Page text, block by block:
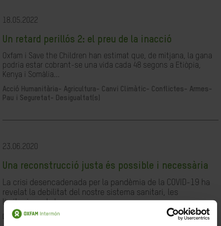
18.05.2022
Un retard perillós 2: el preu de la inacció
Oxfam i Save the Children han estimat que, de mitjana, la gana
podria estar cobrant-se una vida cada 48 segons a Etiòpia,
Kenya i Somàlia...
Acció Humanitària- Agricultura- Canvi Climàtic-
Conflictes- Armes-
Pau i Seguretat-
Desigualtat(s)
23.06.2020
Una reconstrucció justa és possible i necessària
La crisi desencadenada per la pandèmia de la COVID-19 ha
revelat la debilitat del nostre sistema sanitari, les
limitacions de les...
Desigualtat(s)